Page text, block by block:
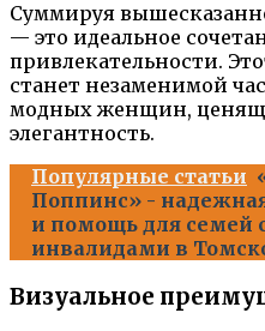
Суммируя
— это идеальное
привлекательности.
станет незаменимой
модных женщин,
элегантность.
Популярные статьи
Поппинс» -
и помощь для семей
инвалидами в
Визуальное